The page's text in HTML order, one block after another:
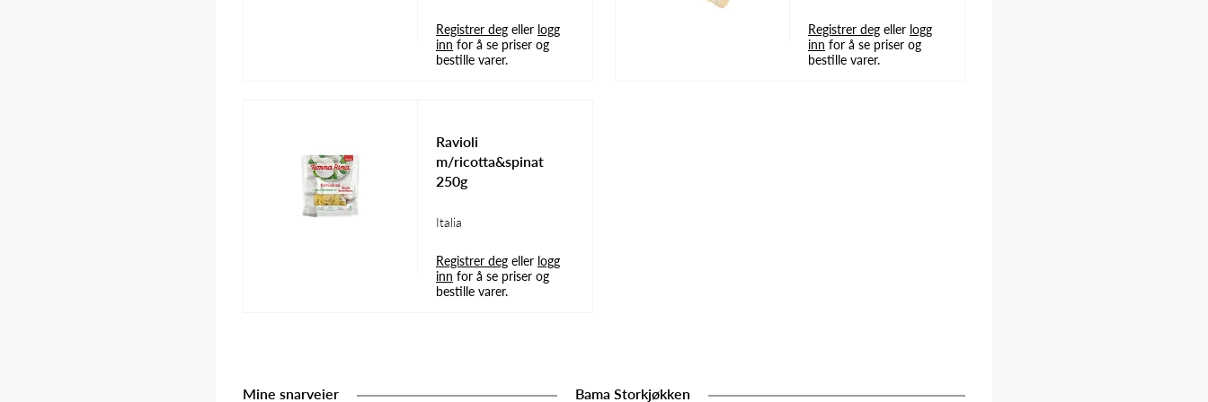
Registrer deg eller logg
inn for å se priser og
bestille varer.
Registrer deg eller logg
inn for å se priser og
bestille varer.
Ravioli
m/ricotta&spinat
250g
Italia
Registrer deg eller logg
inn for å se priser og
bestille varer.
Mine snarveier Bama Storkjøkken